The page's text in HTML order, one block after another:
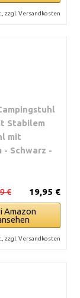
zzgl. Versandkosten
Stabilem
mit
- Schwarz -
19,95 €
€
Amazon
zzgl. Versandkosten